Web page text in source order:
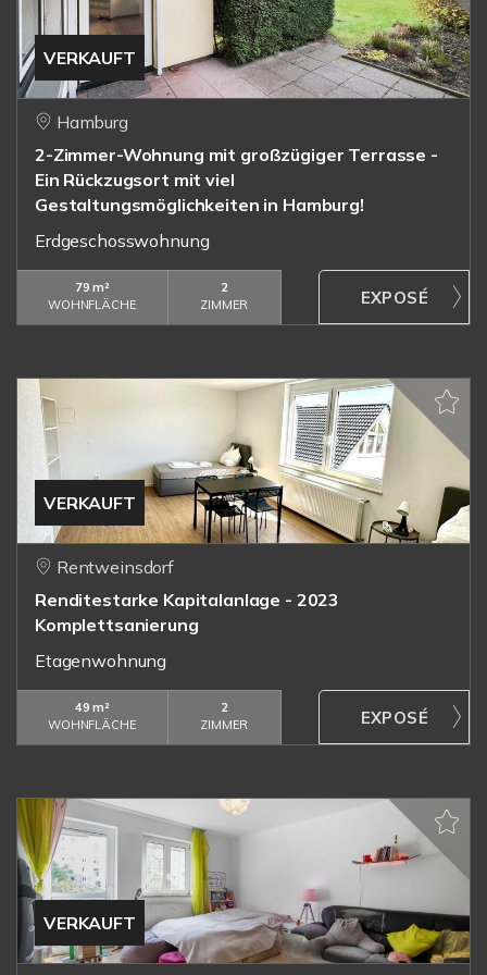
VERKAUFT
Hamburg
2-Zimmer-Wohnung mit großzügiger Terrasse -
Ein Rückzugsort mit viel
Gestaltungsmöglichkeiten in Hamburg!
Erdgeschosswohnung
79 m²
WOHNFLÄCHE
2
ZIMMER
VERKAUFT
Rentweinsdorf
Renditestarke Kapitalanlage - 2023
Komplettsanierung
Etagenwohnung
49 m²
WOHNFLÄCHE
2
ZIMMER
VERKAUFT